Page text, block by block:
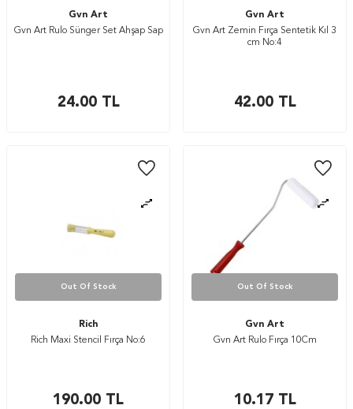
Gvn Art
Gvn Art Rulo Sünger Set Ahşap Sap
24.00TL
Gvn Art
Gvn Art Zemin Fırça Sentetik Kıl 3
cm No:4
42.00TL
Out Of Stock
Rich
Rich Maxi Stencil Fırça No:6
190.00 TL
Out Of Stock
Gvn Art
Gvn Art Rulo Fırça 10Cm
10.17TL